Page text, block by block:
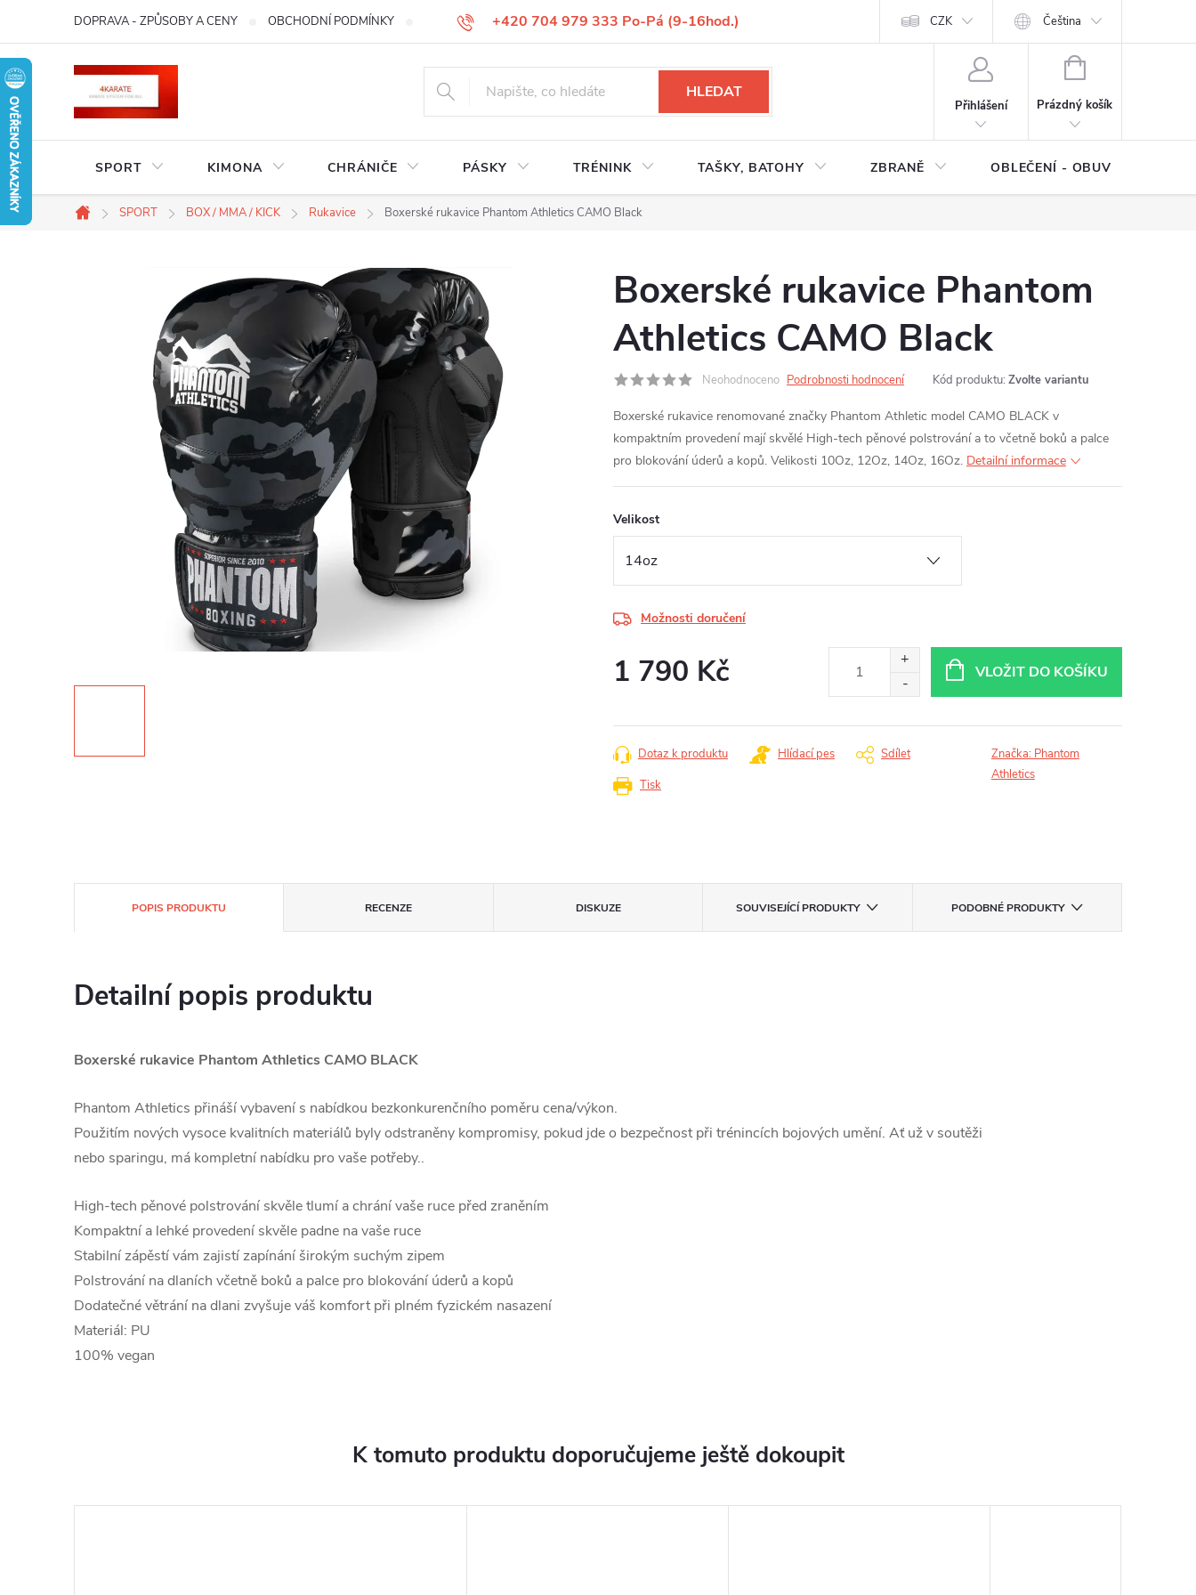
obsah
+420 704 979 333 Po-Pá (9-16hod.)
DOPRAVA - ZPŮSOBY A CENY OBCHODNÍ PODMÍNKY VÝMĚNA ZBOŽÍ REKLAMACE ZBOŽÍ ODSTOUPENÍ OD KUPNÍ SMLOUVY OCHRANA OSOBNÍCH DAT Moje objednávka
CZK Čeština
HLEDAT
Přihlášení
NÁKUPNÍ
Prázdný košík
SPORT KIMONA CHRÁNIČE PÁSKY TRÉNINK TAŠKY, BATOHY ZBRANĚ OBLEČENÍ - OBUV
Domů
SPORT BOX / MMA / KICK Rukavice Boxerské rukavice Phantom Athletics CAMO Black
Boxerské rukavice Phantom
Athletics CAMO Black
Neohodnoceno Podrobnosti hodnocení Kód produktu: Zvolte variantu
Boxerské rukavice renomované značky Phantom Athletic model CAMO BLACK v
kompaktním provedení mají skvělé High-tech pěnové polstrování a to včetně boků a palce
pro blokování úderů a kopů. Velikosti 10Oz, 12Oz, 14Oz, 16Oz. Detailní informace
Velikost
Možnosti doručení
1 790 Kč VLOŽIT DO KOŠÍKU
Tisk
Dotaz k produktu Hlídací pes Sdílet Značka: Phantom
Athletics
POPIS PRODUKTU RECENZE DISKUZE SOUVISEJÍCÍ PRODUKTY PODOBNÉ PRODUKTY
Detailní popis produktu
Boxerské rukavice Phantom Athletics CAMO BLACK
Phantom Athletics přináší vybavení s nabídkou bezkonkurenčního poměru cena/výkon.
Použitím nových vysoce kvalitních materiálů byly odstraněny kompromisy, pokud jde o bezpečnost při trénincích bojových umění. Ať už v soutěži
nebo sparingu, má kompletní nabídku pro vaše potřeby..
High-tech pěnové polstrování skvěle tlumí a chrání vaše ruce před zraněním
Kompaktní a lehké provedení skvěle padne na vaše ruce
Stabilní zápěstí vám zajistí zapínání širokým suchým zipem
Polstrování na dlaních včetně boků a palce pro blokování úderů a kopů
Dodatečné větrání na dlani zvyšuje váš komfort při plném fyzickém nasazení
Materiál: PU
100% vegan
K tomuto produktu doporučujeme ještě dokoupit